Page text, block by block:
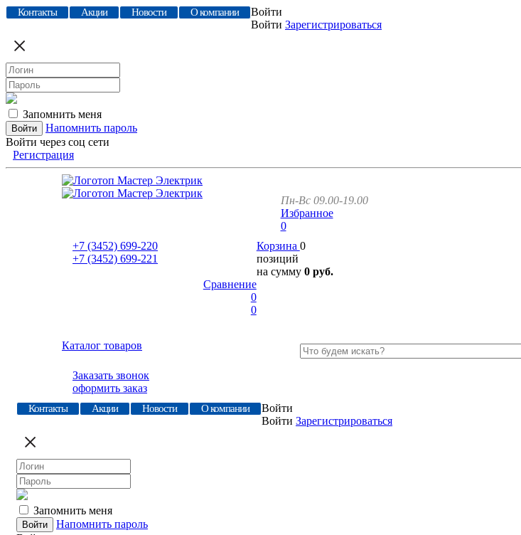
Контакты Акции Новости О компании
Войти
Войти Зарегистрироваться
Запомнить меня
Напомнить пароль
Войти через соц сети
Регистрация
Пн-Вс 09.00-19.00
Избранное
0
+7 (3452) 699-220
+7 (3452) 699-221
Корзина 0
позиций
на сумму 0 руб.
Сравнение
0
0
Каталог товаров
Заказать звонок
оформить заказ
Контакты Акции Новости О компании
Войти
Войти Зарегистрироваться
Запомнить меня
Напомнить пароль